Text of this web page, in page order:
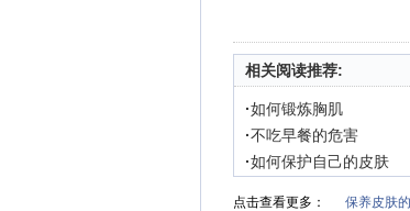
相关阅读推荐:
·如何锻炼胸肌
·不吃早餐的危害
·如何保护自己的皮肤
点击查看更多： 保养皮肤